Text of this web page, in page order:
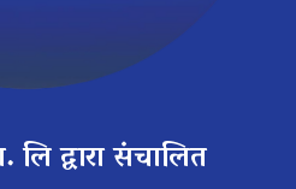
लि द्वारा संचालित